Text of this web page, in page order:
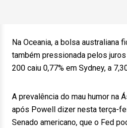
Na Oceania, a bolsa australiana
também pressionada pelos
200 caiu 0,77% em Sydney, a
A prevalência do mau humor na
após Powell dizer nesta terça-
Senado americano, que o Fed